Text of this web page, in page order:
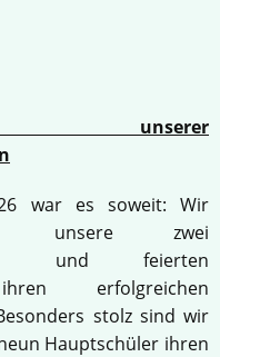
unserer
war es soweit: Wir
unsere zwei
und feierten
erfolgreichen
stolz sind wir
Hauptschüler ihren